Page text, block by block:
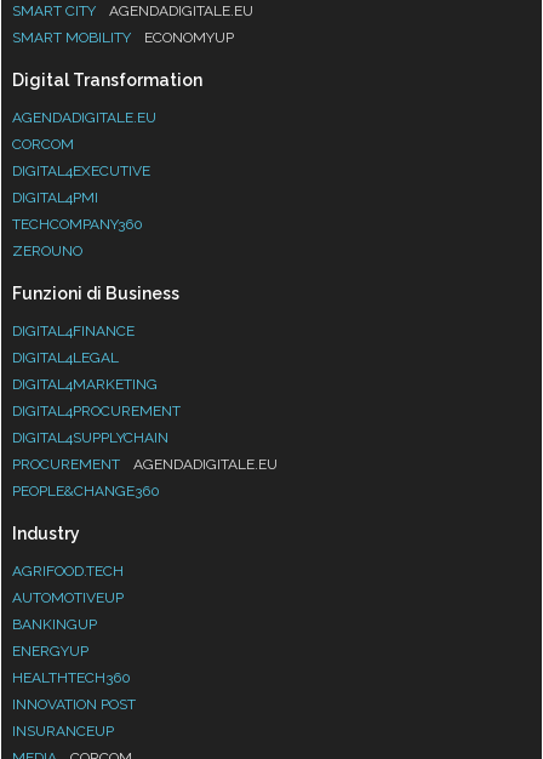
SMART CITY
AGENDADIGITALE.EU
SMART MOBILITY
ECONOMYUP
Digital Transformation
AGENDADIGITALE.EU
CORCOM
DIGITAL4EXECUTIVE
DIGITAL4PMI
TECHCOMPANY360
ZEROUNO
Funzioni di Business
DIGITAL4FINANCE
DIGITAL4LEGAL
DIGITAL4MARKETING
DIGITAL4PROCUREMENT
DIGITAL4SUPPLYCHAIN
PROCUREMENT
AGENDADIGITALE.EU
PEOPLE&CHANGE360
Industry
AGRIFOOD.TECH
AUTOMOTIVEUP
BANKINGUP
ENERGYUP
HEALTHTECH360
INNOVATION POST
INSURANCEUP